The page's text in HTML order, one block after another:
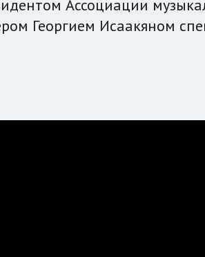
Ассоциации
Георгием Исаакяном